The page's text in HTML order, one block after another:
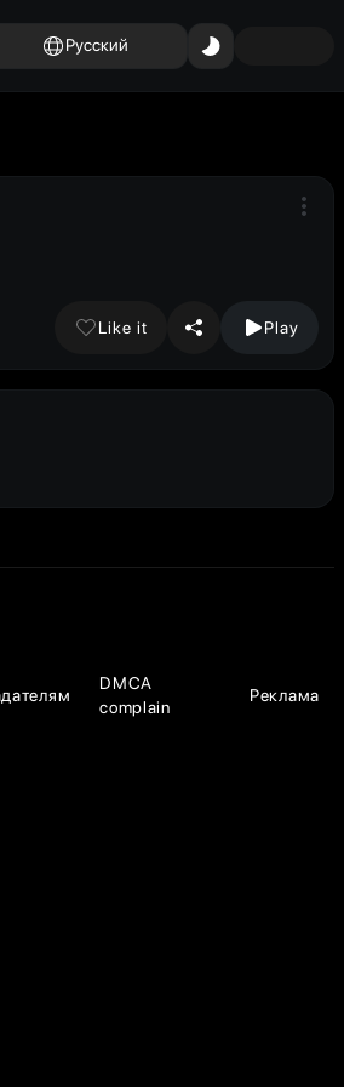
Русский
Like it Play
DMCA
complain
Реклама